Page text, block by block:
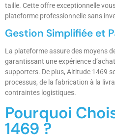
taille. Cette offre exceptionnelle
plateforme professionnelle sans
Gestion Simplifiée et
La plateforme assure des moyens
garantissant une expérience
supporters. De plus, Altitude 1469
processus, de la fabrication à la
contraintes logistiques.
Pourquoi
1469 ?